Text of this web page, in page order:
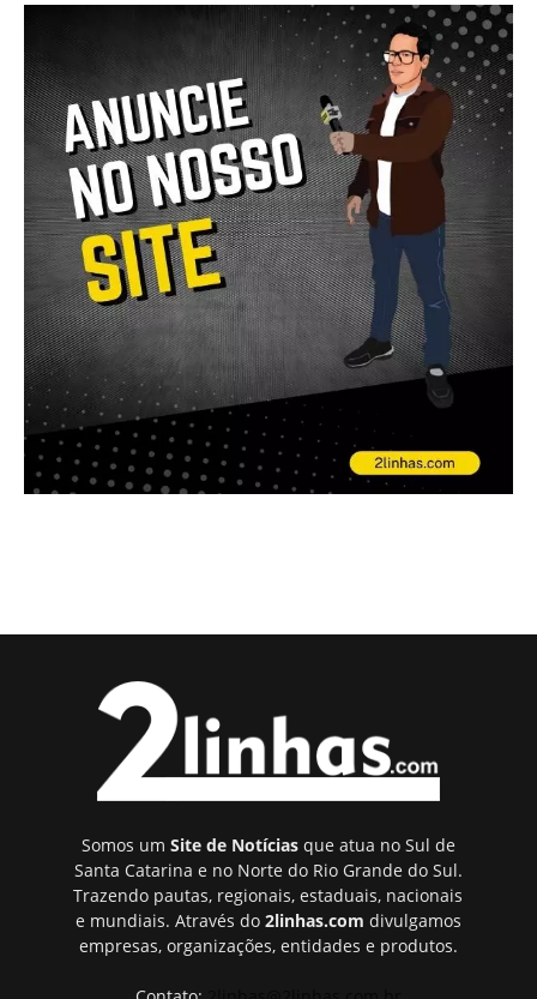
Somos um Site de Notíciasque atua no Sul de
Santa Catarina e no Norte do Rio Grande do Sul.
Trazendo pautas, regionais, estaduais, nacionais
e mundiais. Através do 2linhas.com divulgamos
empresas, organizações, entidades e produtos.